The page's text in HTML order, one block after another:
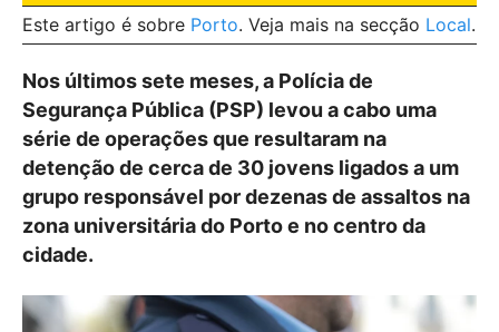
Este artigo é sobre Porto. Veja mais na secção Local.
Nos últimos sete meses, a Polícia de
Segurança Pública (PSP) levou a cabo uma
série de operações que resultaram na
detenção de cerca de 30 jovens ligados a um
grupo responsável por dezenas de assaltos na
zona universitária do Porto e no centro da
cidade.